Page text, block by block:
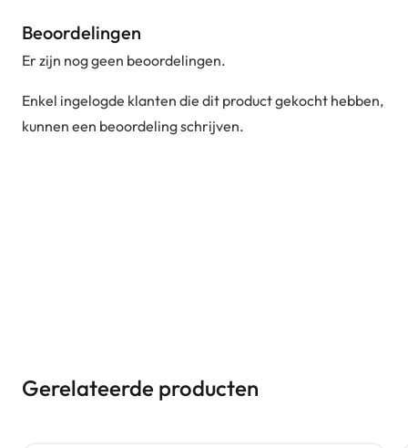
Beoordelingen
Er zijn nog geen beoordelingen.
Enkel ingelogde klanten die dit product gekocht hebben,
kunnen een beoordeling schrijven.
Gerelateerde producten